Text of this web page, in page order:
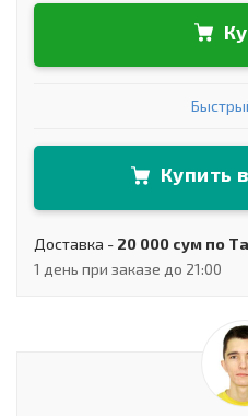
Купить
Доставка - 20 000 сум по
1 день при заказе до 21:00